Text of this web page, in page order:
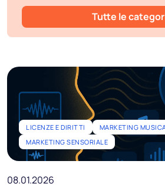
Licenza
Blog
Podcast
Provala
Ai Music
Tutte le
LICENZE E DIRITTI
MARKETING
MARKETING SENSORIALE
08.01.2026